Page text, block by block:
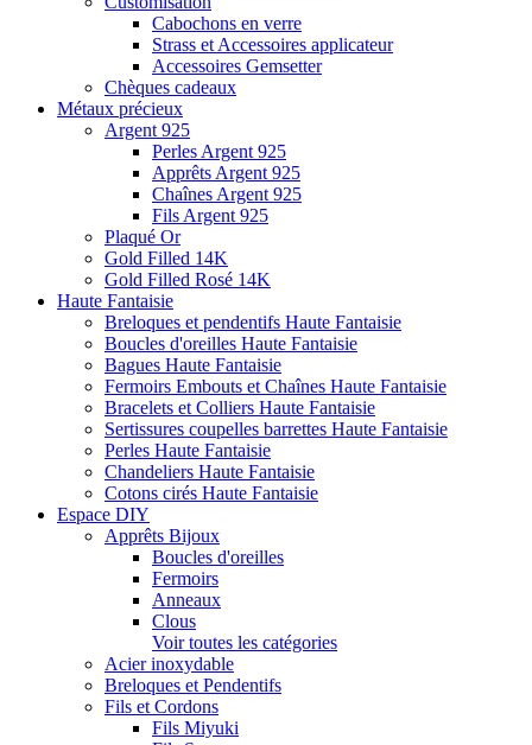
Cabochons en verre
Strass et Accessoires applicateur
Accessoires Gemsetter
Chèques cadeaux
Métaux précieux
Argent 925
Perles Argent 925
Apprêts Argent 925
Chaînes Argent 925
Fils Argent 925
Plaqué Or
Gold Filled 14K
Gold Filled Rosé 14K
Haute Fantaisie
Breloques et pendentifs Haute Fantaisie
Boucles d'oreilles Haute Fantaisie
Bagues Haute Fantaisie
Fermoirs Embouts et Chaînes Haute Fantaisie
Bracelets et Colliers Haute Fantaisie
Sertissures coupelles barrettes Haute Fantaisie
Perles Haute Fantaisie
Chandeliers Haute Fantaisie
Cotons cirés Haute Fantaisie
Espace DIY
Apprêts Bijoux
Boucles d'oreilles
Fermoirs
Anneaux
Clous
Voir toutes les catégories
Acier inoxydable
Breloques et Pendentifs
Fils et Cordons
Fils Miyuki